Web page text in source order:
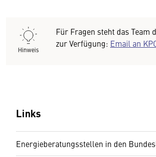
Hinweis
Für Fragen steht das Team
zur Verfügung: Email an
Links
Energieberatungsstellen in den